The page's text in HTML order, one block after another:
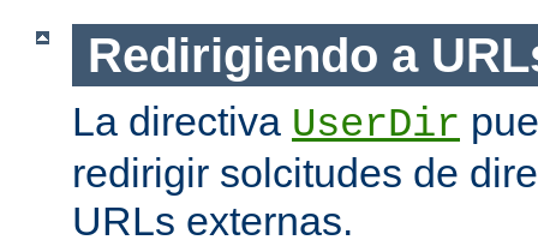
Redirigiendo a
La directiva UserDir
redirigir solcitudes de
URLs externas.